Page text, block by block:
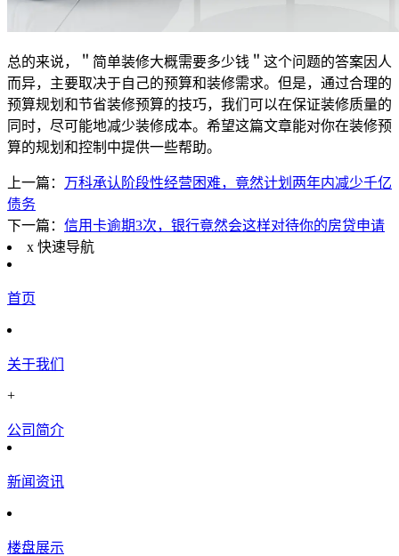
总的来说，＂简单装修大概需要多少钱＂这个问题的答案因人
而异，主要取决于自己的预算和装修需求。但是，通过合理的
预算规划和节省装修预算的技巧，我们可以在保证装修质量的
同时，尽可能地减少装修成本。希望这篇文章能对你在装修预
算的规划和控制中提供一些帮助。
上一篇： 万科承认阶段性经营困难，竟然计划两年内减少千亿
债务
下一篇： 信用卡逾期3次，银行竟然会这样对待你的房贷申请
x 快速导航
首页
关于我们
+
公司简介
新闻资讯
楼盘展示